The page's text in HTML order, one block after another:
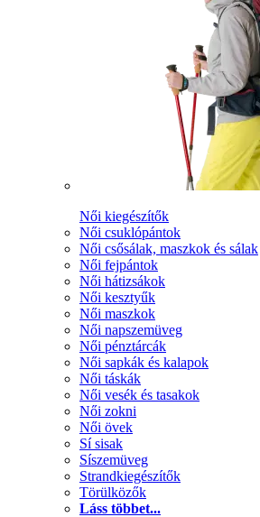
Női kiegészítők
Női csuklópántok
Női csősálak, maszkok és sálak
Női fejpántok
Női hátizsákok
Női kesztyűk
Női maszkok
Női napszemüveg
Női pénztárcák
Női sapkák és kalapok
Női táskák
Női vesék és tasakok
Női zokni
Női övek
Sí sisak
Síszemüveg
Strandkiegészítők
Törülközők
Láss többet...